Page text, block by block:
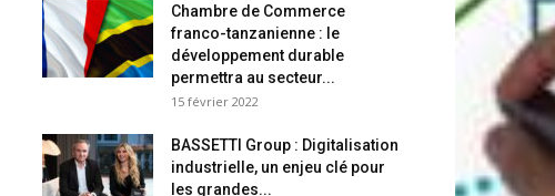
Chambre de Commerce
franco-tanzanienne : le
développement durable
permettra au secteur...
15 février 2022
BASSETTI Group : Digitalisation
industrielle, un enjeu clé pour
les grandes...